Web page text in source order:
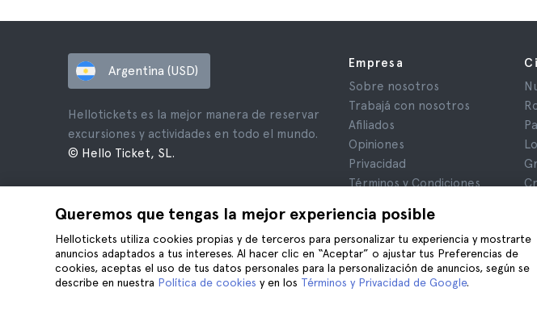
Queremos que tengas la mejor experiencia posible
Hellotickets utiliza cookies propias y de terceros para personalizar tu experiencia y mostrarte
anuncios adaptados a tus intereses. Al hacer clic en “Aceptar” o ajustar tus Preferencias de
cookies, aceptas el uso de tus datos personales para la personalización de anuncios, según se
describe en nuestra Política de cookies y en los Términos y Privacidad de Google.
Argentina (USD)
Hellotickets es la mejor manera de reservar
excursiones y actividades en todo el mundo.
© Hello Ticket, SL.
Empresa
Sobre nosotros
Trabajá con nosotros
Afiliados
Opiniones
Privacidad
Términos y Condiciones
Cookies